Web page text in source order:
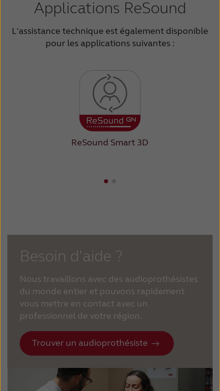
Applications ReSound
L'assistance technique est également disponible
pour les applications suivantes :
ReSound Smart 3D
Besoin d'aide ?
Nous travaillons avec des audioprothésistes
du monde entier et pouvons rapidement
vous mettre en contact avec un
professionnel de votre région.
Trouver un audioprothésiste